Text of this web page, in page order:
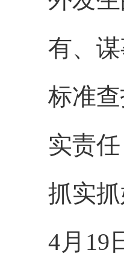
有、
标准
实责
抓实
4月19